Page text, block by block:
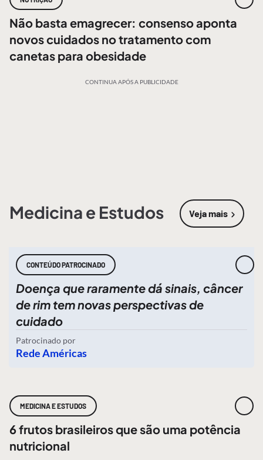
Não basta emagrecer: consenso aponta
novos cuidados no tratamento com
canetas para obesidade
CONTINUA APÓS A PUBLICIDADE
Medicina e Estudos Veja mais
sobre
CONTEÚDO PATROCINADO
Doença que raramente dá sinais, câncer
de rim tem novas perspectivas de
cuidado
Patrocinado por
Rede Américas
MEDICINA E ESTUDOS
6 frutos brasileiros que são uma potência
nutricional